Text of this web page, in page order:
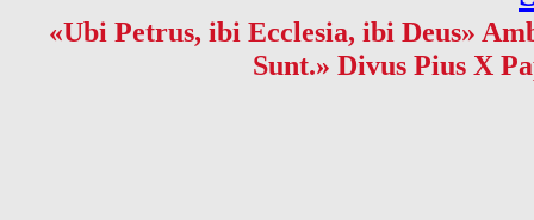
«Ubi Petrus, ibi Ecclesia, ibi Deus»
Sunt.» Divus Pius X